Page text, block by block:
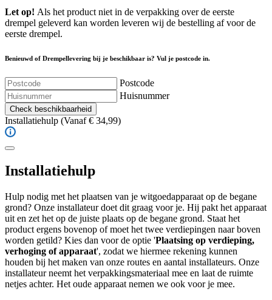
Let op! Als het product niet in de verpakking over de eerste
drempel geleverd kan worden leveren wij de bestelling af voor de
eerste drempel.
Benieuwd of Drempellevering bij je beschikbaar is? Vul je postcode in.
Postcode
Huisnummer
Check beschikbaarheid
Installatiehulp (Vanaf € 34,99)
Installatiehulp
Hulp nodig met het plaatsen van je witgoedapparaat op de begane
grond? Onze installateur doet dit graag voor je. Hij pakt het apparaat
uit en zet het op de juiste plaats op de begane grond. Staat het
product ergens bovenop of moet het twee verdiepingen naar boven
worden getild? Kies dan voor de optie 'Plaatsing op verdieping,
verhoging of apparaat', zodat we hiermee rekening kunnen
houden bij het maken van onze routes en aantal installateurs. Onze
installateur neemt het verpakkingsmateriaal mee en laat de ruimte
netjes achter. Het oude apparaat nemen we ook voor je mee.